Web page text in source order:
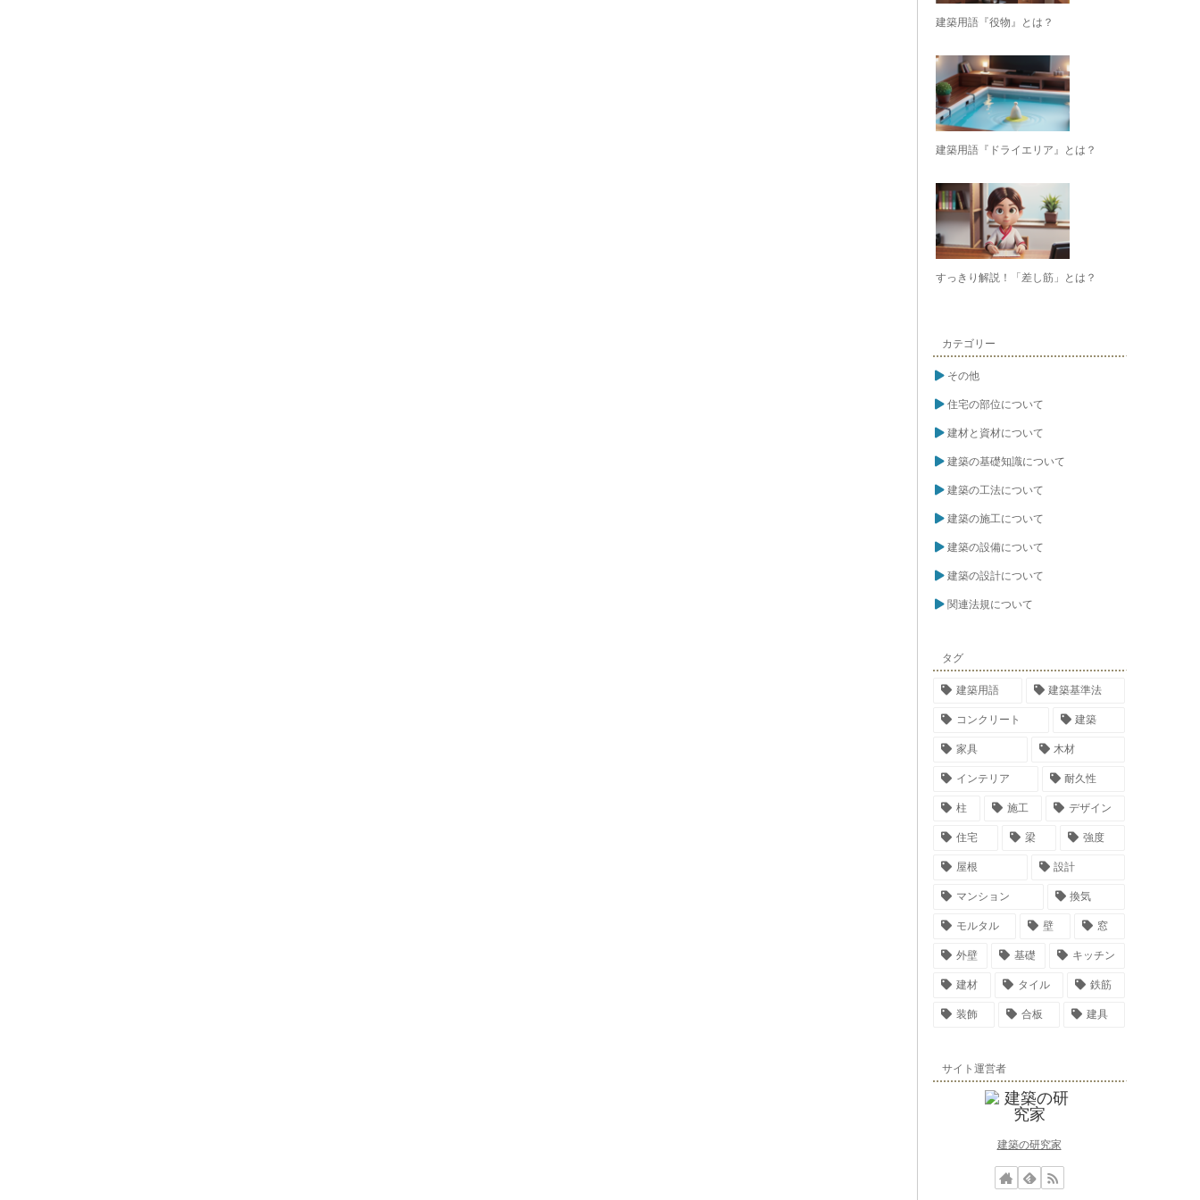
建築用語『役物』とは？
建築用語『ドライエリア』とは？
すっきり解説！「差し筋」とは？
カテゴリー
その他
住宅の部位について
建材と資材について
建築の基礎知識について
建築の工法について
建築の施工について
建築の設備について
建築の設計について
関連法規について
タグ
建築用語 建築基準法
コンクリート 建築
家具 木材
インテリア 耐久性
柱 施工 デザイン
住宅 梁 強度
屋根 設計
マンション 換気
モルタル 壁 窓
外壁 基礎 キッチン
建材 タイル 鉄筋
装飾 合板 建具
サイト運営者
建築の研究家